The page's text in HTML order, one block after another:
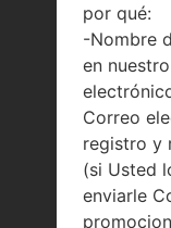
por qué:
-Nombre
en
Correo
registro y
(si Usted
enviarle